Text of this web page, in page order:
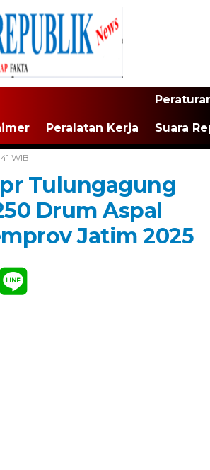
Peralatan Kerja Suara
WIB
Tulungagung
Drum Aspal
Jatim 2025